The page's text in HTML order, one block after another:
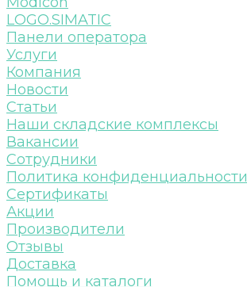
LOGO.SIMATIC
Панели оператора
Услуги
Компания
Новости
Статьи
Наши складские комплексы
Вакансии
Сотрудники
Политика конфиденциальности
Сертификаты
Акции
Производители
Отзывы
Доставка
Помощь и каталоги